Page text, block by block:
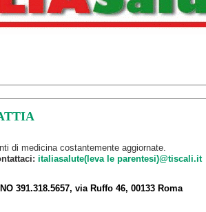
di medicina costantemente aggiornate.
italiasalute(leva le parentesi)@tiscali.it
391.318.5657, via Ruffo 46, 00133 Roma